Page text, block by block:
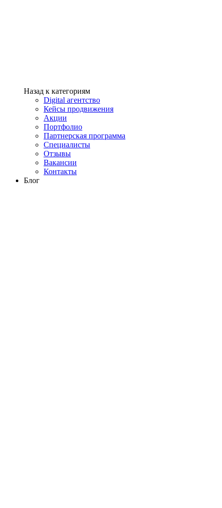
Назад к категориям
Digital агентство
Кейсы продвижения
Акции
Портфолио
Партнерская программа
Специалисты
Отзывы
Вакансии
Контакты
Блог